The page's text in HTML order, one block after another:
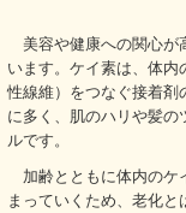
美容や健康への関心が
います。ケイ素は、体
性線維）をつなぐ接着
に多く、肌のハリや髪
ルです。
加齢とともに体内の
まっていくため、老化